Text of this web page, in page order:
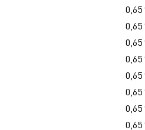
0,65
0,65
0,65
0,65
0,65
0,65
0,65
0,65